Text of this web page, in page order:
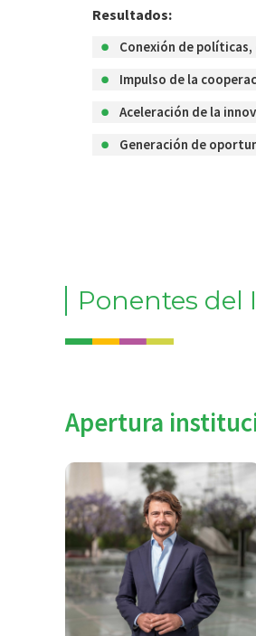
Resultados:
Conexión de
Impulso de la
Aceleración de la
Generación de
Ponentes del
Apertura